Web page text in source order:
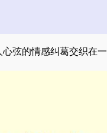
弦的情感纠葛交织在一